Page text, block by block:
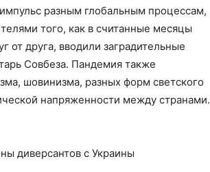
разным глобальным процессам,
того, как в считанные месяцы
от друга, вводили заградительные
Совбеза. Пандемия также
шовинизма, разных форм светского
напряженности между странами.
диверсантов с Украины